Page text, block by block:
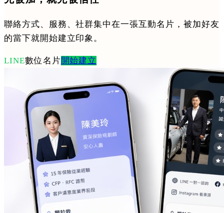
聯絡方式、服務、社群集中在一張互動名片，被加好友
的當下就開始建立印象。
LINE數位名片開始建立